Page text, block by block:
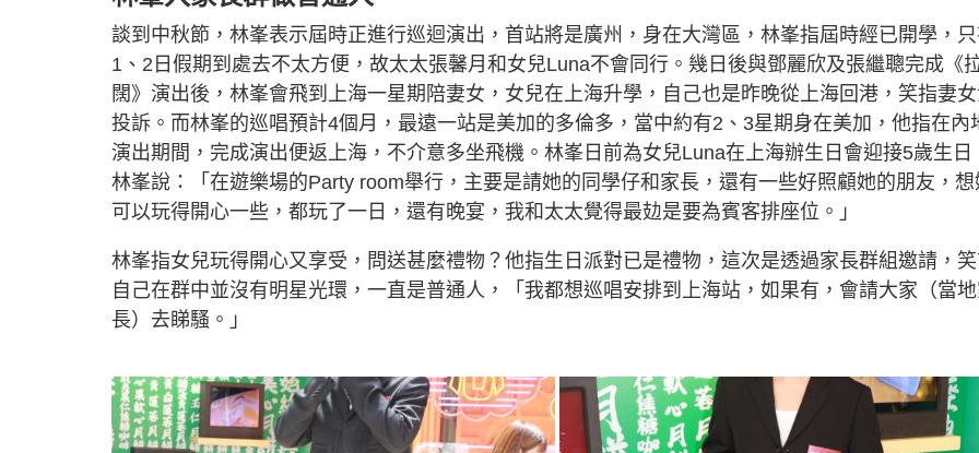
n
T
i
談到中秋節，林峯表示屆時正進行巡迴演出，首站將是廣州，身在大灣區，林峯指屆時經已開學，
1、2日假期到處去不太方便，故太太張馨月和女兒Luna不會同行。幾日後與鄧麗欣及張繼聰完成《
闊》演出後，林峯會飛到上海一星期陪妻女，女兒在上海升學，自己也是昨晚從上海回港，笑指妻
投訴。而林峯的巡唱預計4個月，最遠一站是美加的多倫多，當中約有2、3星期身在美加，他指在內
演出期間，完成演出便返上海，不介意多坐飛機。林峯日前為女兒Luna在上海辦生日會迎接5歲生日
林峯說：「在遊樂場的Party room舉行，主要是請她的同學仔和家長，還有一些好照顧她的朋友，想
可以玩得開心一些，都玩了一日，還有晚宴，我和太太覺得最攰是要為賓客排座位。」
林峯指女兒玩得開心又享受，問送甚麼禮物？他指生日派對已是禮物，這次是透過家長群組邀請，
自己在群中並沒有明星光環，一直是普通人，「我都想巡唱安排到上海站，如果有，會請大家（當
長）去睇騷。」